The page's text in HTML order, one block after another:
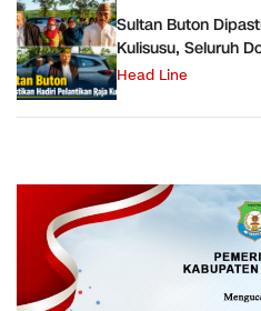
Sultan Buton
Kulisusu, Seluruh
Head Line